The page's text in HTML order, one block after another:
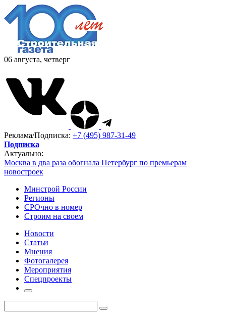
06 августа, четверг
Реклама/Подписка: +7 (495) 987-31-49
Подписка
Актуально:
Москва в два раза обогнала Петербург по премьерам
новостроек
Минстрой России
Регионы
СРОчно в номер
Строим на своем
Новости
Статьи
Мнения
Фотогалерея
Мероприятия
Спецпроекты